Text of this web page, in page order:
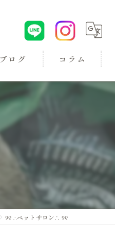
ブログ コラム
୨୧ ∴ペットサロン∴ ୨୧